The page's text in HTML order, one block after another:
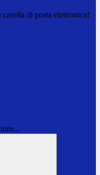
di posta elettronica!